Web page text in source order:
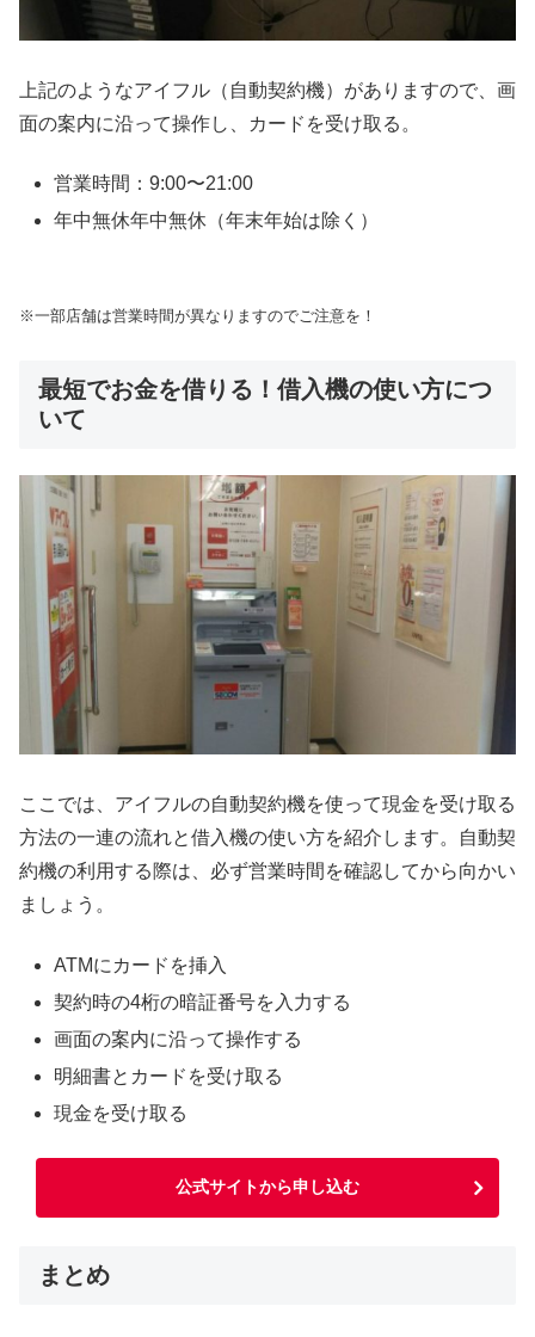
上記のようなアイフル（自動契約機）がありますので、画
面の案内に沿って操作し、カードを受け取る。
営業時間：9:00〜21:00
年中無休年中無休（年末年始は除く）
※一部店舗は営業時間が異なりますのでご注意を！
最短でお金を借りる！借入機の使い方につ
いて
ここでは、アイフルの自動契約機を使って現金を受け取る
方法の一連の流れと借入機の使い方を紹介します。自動契
約機の利用する際は、必ず営業時間を確認してから向かい
ましょう。
ATMにカードを挿入
契約時の4桁の暗証番号を入力する
画面の案内に沿って操作する
明細書とカードを受け取る
現金を受け取る
公式サイトから申し込む
まとめ